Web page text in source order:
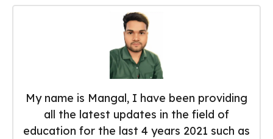
My name is Mangal, I have been providing
all the latest updates in the field of
education for the last 4 years 2021 such as